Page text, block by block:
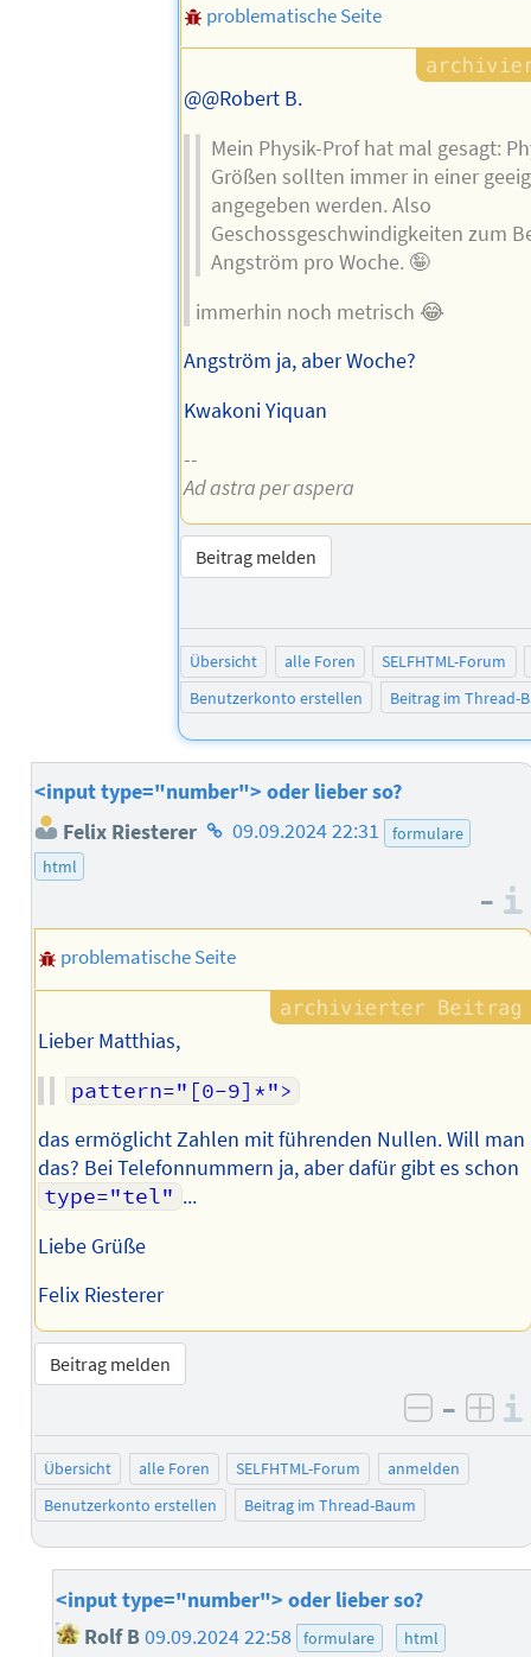
problematische Seite
@@Robert B.
Mein Physik-Prof hat mal gesagt:
Größen sollten immer in einer
angegeben werden. Also
Geschossgeschwindigkeiten zum
Angström pro Woche. 🤪
immerhin noch metrisch 😂
Angström ja, aber Woche?
Kwakoni Yiquan
--
Ad astra per aspera
Beitrag melden
Übersicht alle Foren
SELFHTML-Forum
Benutzerkonto erstellen
Beitrag im Thread-
<input type="number"> oder lieber so?
Felix Riesterer Homepage
09.09.2024 22:31
formulare
html
–
problematische Seite
Lieber Matthias,
pattern="[0-9]*">
das ermöglicht Zahlen mit führenden Nullen. Will man
das? Bei Telefonnummern ja, aber dafür gibt es schon
type="tel" ...
Liebe Grüße
Felix Riesterer
Beitrag melden
negativ
–
Übersicht alle Foren SELFHTML-Forum
anmelden
Benutzerkonto erstellen
Beitrag im Thread-Baum
<input type="number"> oder lieber so?
Rolf B09.09.2024 22:58 formulare html